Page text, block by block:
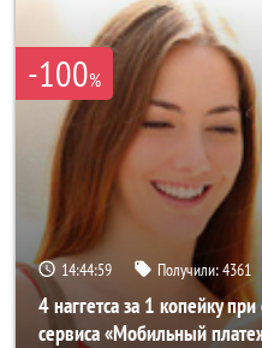
-100%
14:44:56 Получили:4361
4 наггетса за 1 копейку
сервиса «Мобильный